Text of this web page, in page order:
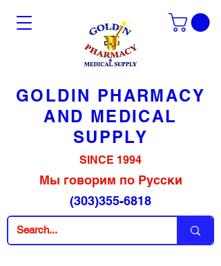
GOLDIN PHARMACY
AND MEDICAL
SUPPLY
SINCE 1994
Мы говорим по Русски
(303)355-6818